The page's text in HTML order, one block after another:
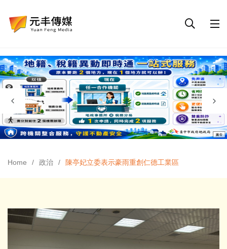
Home 政治 陳亭妃立委表示豪雨重創仁德工業區